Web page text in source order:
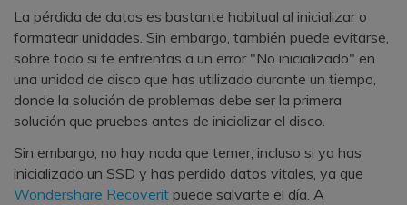
La pérdida de datos es bastante habitual al inicializar o
formatear unidades. Sin embargo, también puede evitarse,
sobre todo si te enfrentas a un error "No inicializado" en
una unidad de disco que has utilizado durante un tiempo,
donde la solución de problemas debe ser la primera
solución que pruebes antes de inicializar el disco.
Sin embargo, no hay nada que temer, incluso si ya has
inicializado un SSD y has perdido datos vitales, ya que
Wondershare Recoverit puede salvarte el día. A